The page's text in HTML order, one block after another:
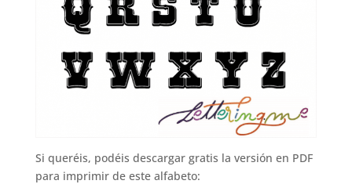
Si queréis, podéis descargar gratis la versión en PDF
para imprimir de este alfabeto: